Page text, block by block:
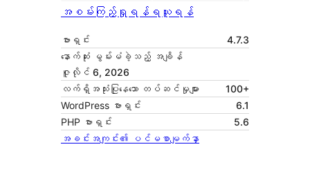
အစမ်းကြည့်ရှုရန် ရယူရန်
ဗားရှင်း
4.7.3
နောက်ဆုံး မွမ်းမံခဲ့သည့် အချိန်
ဇူလိုင် 6, 2026
လက်ရှိအသုံးပြုနေသော တပ်ဆင်မှုများ
100+
WordPress ဗားရှင်း
6.1
PHP ဗားရှင်း
5.6
အခင်းအကျင်း၏ ပင်မစာမျက်နှာ